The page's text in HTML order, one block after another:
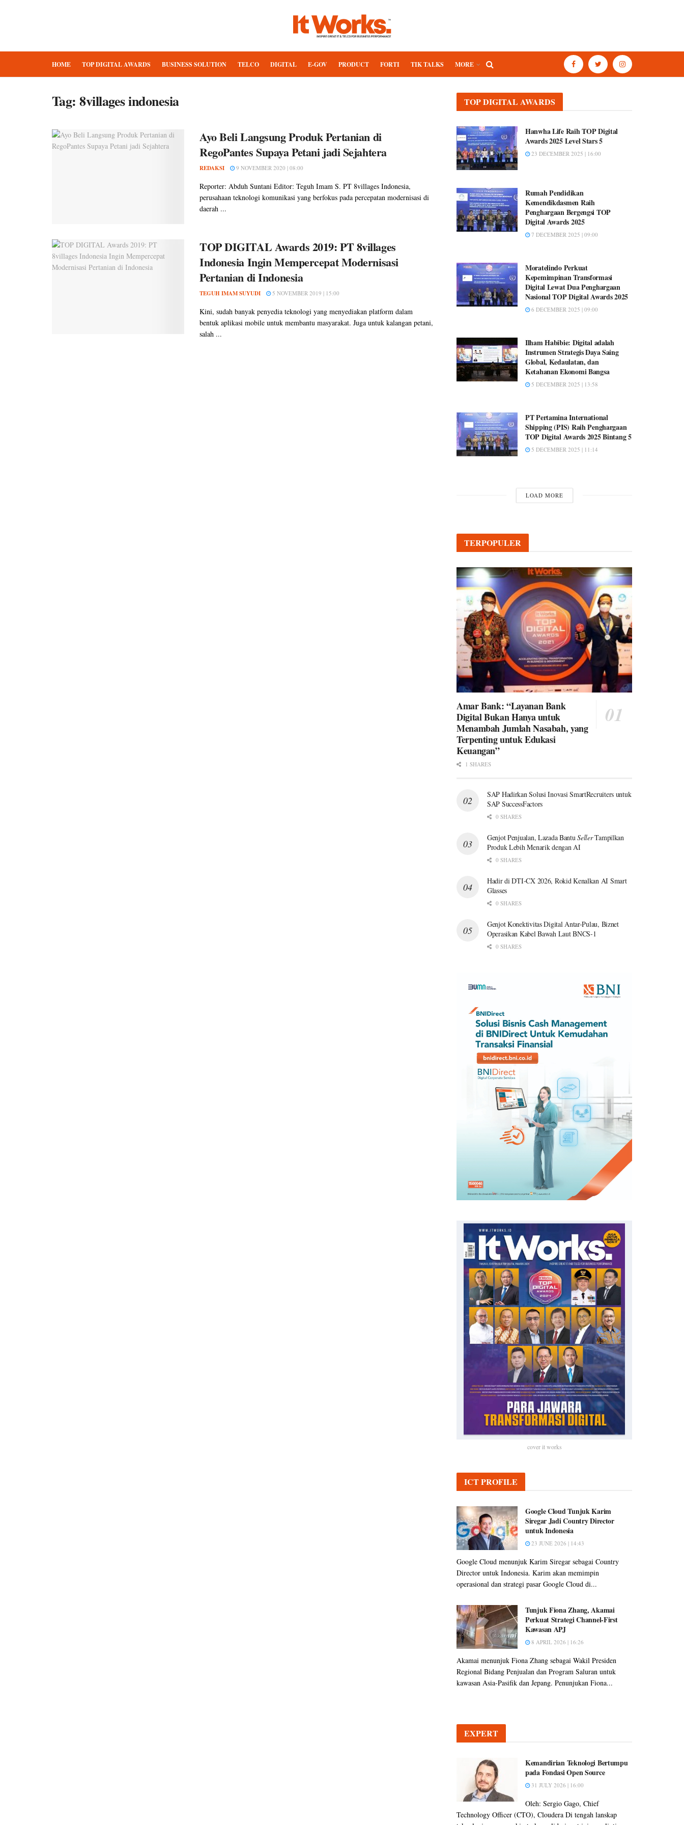
HOME TOP DIGITAL AWARDS BUSINESS SOLUTION TELCO DIGITAL E-GOV PRODUCT FORTI TIK TALKS MORE
Tag:8villages indonesia
Ayo Beli Langsung Produk Pertanian di
RegoPantes Supaya Petani jadi Sejahtera
REDAKSI 9 NOVEMBER 2020 | 08:00
Reporter: Abduh Suntani Editor: Teguh Imam S. PT 8villages Indonesia,
perusahaan teknologi komunikasi yang berfokus pada percepatan modernisasi di
daerah ...
TOP DIGITAL Awards 2019: PT 8villages
Indonesia Ingin Mempercepat Modernisasi
Pertanian di Indonesia
TEGUH IMAM SUYUDI 5 NOVEMBER 2019 | 15:00
Kini, sudah banyak penyedia teknologi yang menyediakan platform dalam
bentuk aplikasi mobile untuk membantu masyarakat. Juga untuk kalangan petani,
salah ...
TOP DIGITAL AWARDS
Hanwha Life Raih TOP Digital
Awards 2025 Level Stars 5
23 DECEMBER 2025 | 16:00
Rumah Pendidikan
Kemendikdasmen Raih
Penghargaan Bergengsi TOP
Digital Awards 2025
7 DECEMBER 2025 | 09:00
Moratelindo Perkuat
Kepemimpinan Transformasi
Digital Lewat Dua Penghargaan
Nasional TOP Digital Awards 2025
6 DECEMBER 2025 | 09:00
Ilham Habibie: Digital adalah
Instrumen Strategis Daya Saing
Global, Kedaulatan, dan
Ketahanan Ekonomi Bangsa
5 DECEMBER 2025 | 13:58
PT Pertamina International
Shipping (PIS) Raih Penghargaan
TOP Digital Awards 2025 Bintang 5
5 DECEMBER 2025 | 11:14
LOAD MORE
TERPOPULER
Amar Bank: “Layanan Bank
Digital Bukan Hanya untuk
Menambah Jumlah Nasabah, yang
Terpenting untuk Edukasi
Keuangan”
1 SHARES
SAP Hadirkan Solusi Inovasi SmartRecruiters untuk
SAP SuccessFactors
0 SHARES
Genjot Penjualan, Lazada BantuSellerTampilkan
Produk Lebih Menarik dengan AI
0 SHARES
Hadir di DTI-CX 2026, Rokid Kenalkan AI Smart
Glasses
0 SHARES
Genjot Konektivitas Digital Antar-Pulau, Biznet
Operasikan Kabel Bawah Laut BNCS-1
0 SHARES
cover it works
ICT PROFILE
Google Cloud Tunjuk Karim
Siregar Jadi Country Director
untuk Indonesia
23 JUNE 2026 | 14:43
Google Cloud menunjuk Karim Siregar sebagai Country
Director untuk Indonesia. Karim akan memimpin
operasional dan strategi pasar Google Cloud di...
Tunjuk Fiona Zhang, Akamai
Perkuat Strategi Channel-First
Kawasan APJ
8 APRIL 2026 | 16:26
Akamai menunjuk Fiona Zhang sebagai Wakil Presiden
Regional Bidang Penjualan dan Program Saluran untuk
kawasan Asia-Pasifik dan Jepang. Penunjukan Fiona...
EXPERT
Kemandirian Teknologi Bertumpu
pada Fondasi Open Source
31 JULY 2026 | 16:00
Oleh: Sergio Gago, Chief
Technology Officer (CTO), Cloudera Di tengah lanskap